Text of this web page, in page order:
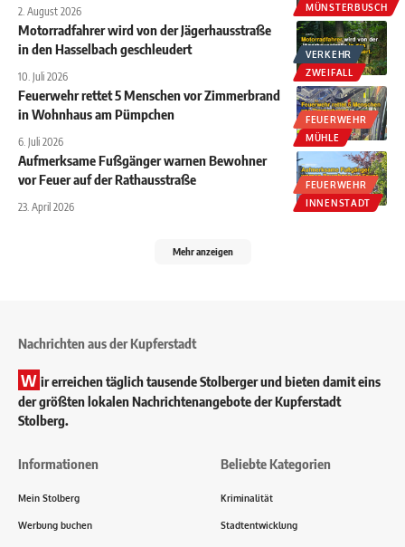
MÜNSTERBUSCH
2. August 2026
VERKEHR
ZWEIFALL
Motorradfahrer wird von der Jägerhausstraße
in den Hasselbach geschleudert
10. Juli 2026
FEUERWEHR
MÜHLE
Feuerwehr rettet 5 Menschen vor Zimmerbrand
in Wohnhaus am Pümpchen
6. Juli 2026
FEUERWEHR
INNENSTADT
Aufmerksame Fußgänger warnen Bewohner
vor Feuer auf der Rathausstraße
23. April 2026
Mehr anzeigen
Nachrichten aus der Kupferstadt
W ir erreichen täglich tausende Stolberger und bieten damit eins
der größten lokalen Nachrichtenangebote der Kupferstadt
Stolberg.
Informationen
Mein Stolberg
Werbung buchen
Beliebte Kategorien
Kriminalität
Stadtentwicklung